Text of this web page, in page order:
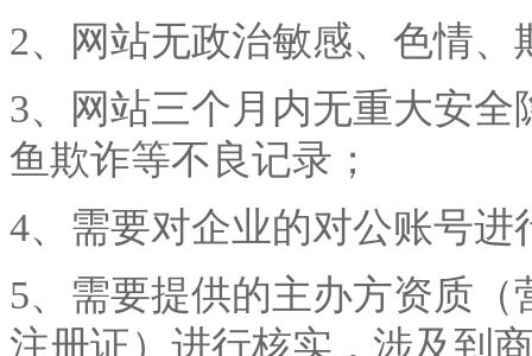
2、网站无政治敏感、色情
3、网站三个月内无重大安
鱼欺诈等不良记录；
4、需要对企业的对公账号进
5、需要提供的主办方资质
注册证）进行核实，涉及到